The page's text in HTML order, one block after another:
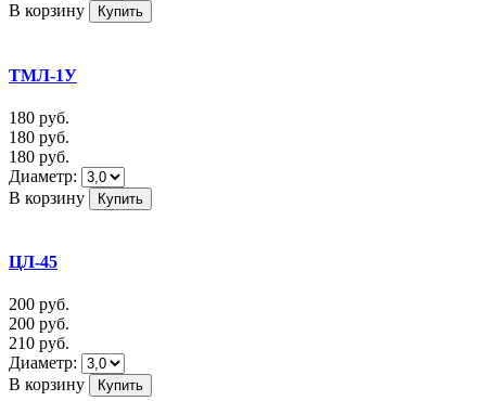
В корзину
ТМЛ-1У
180 руб.
180 руб.
180 руб.
Диаметр:
В корзину
ЦЛ-45
200 руб.
200 руб.
210 руб.
Диаметр:
В корзину